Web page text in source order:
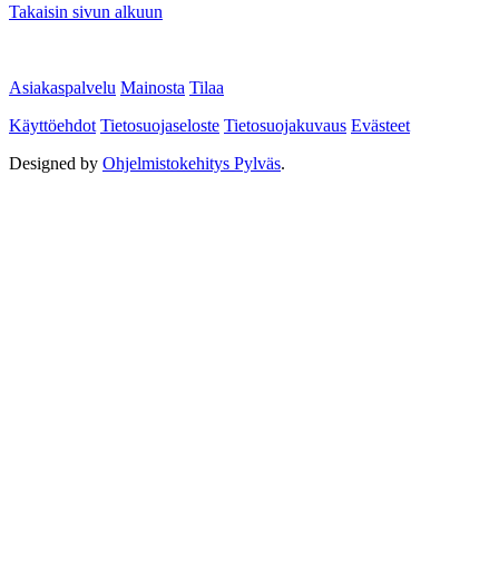
Takaisin sivun alkuun
Asiakaspalvelu Mainosta Tilaa
Käyttöehdot Tietosuojaseloste Tietosuojakuvaus Evästeet
Designed by Ohjelmistokehitys Pylväs.